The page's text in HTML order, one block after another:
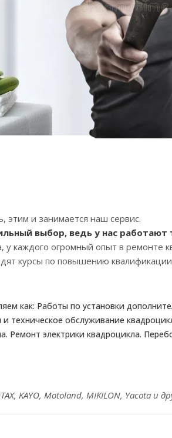
этим и занимается наш сервис.
выбор, ведь у нас
каждого огромный опыт в ремонте
курсы по повышению
как: Работы по установки
техническое обслуживание
Ремонт электрики квадроцикла.
KAYO, Motoland, MIKILON, Yacota и